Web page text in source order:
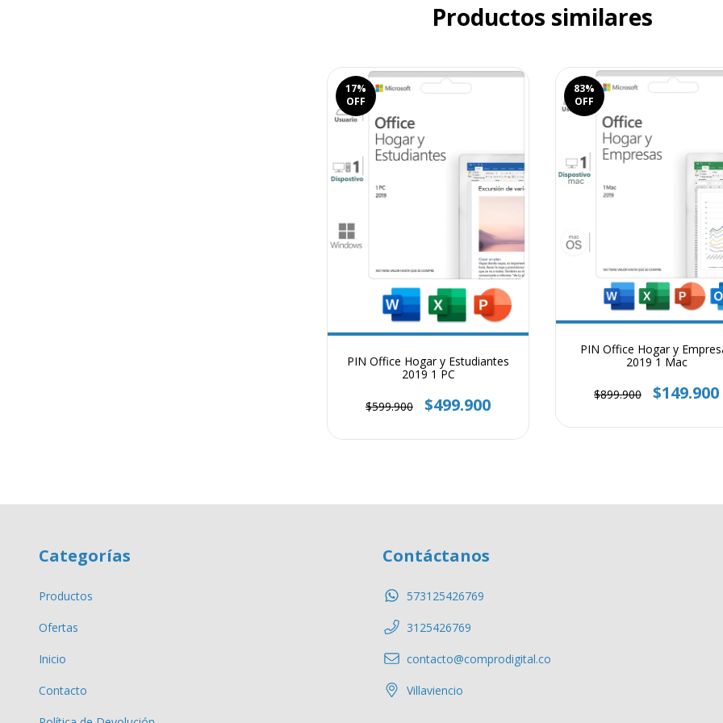
Productos similares
17%
OFF
PIN Office Hogar y Estudiantes
2019 1 PC
$599.900 $499.900
83%
OFF
PIN Office Hogar y
2019 1 Mac
$899.900 $149.900
Categorías
Productos
Ofertas
Inicio
Contacto
Contáctanos
573125426769
3125426769
contacto@comprodigital.co
Villaviencio